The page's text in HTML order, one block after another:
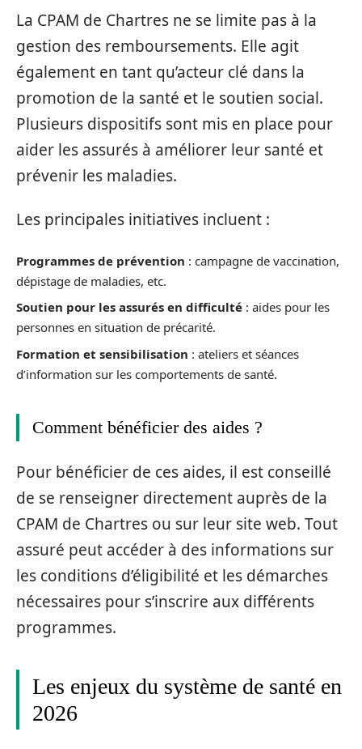
La CPAM de Chartres ne se limite pas à la
gestion des remboursements. Elle agit
également en tant qu’acteur clé dans la
promotion de la santé et le soutien social.
Plusieurs dispositifs sont mis en place pour
aider les assurés à améliorer leur santé et
prévenir les maladies.
Les principales initiatives incluent :
Programmes de prévention : campagne de vaccination,
dépistage de maladies, etc.
Soutien pour les assurés en difficulté : aides pour les
personnes en situation de précarité.
Formation et sensibilisation : ateliers et séances
d’information sur les comportements de santé.
Comment bénéficier des aides ?
Pour bénéficier de ces aides, il est conseillé
de se renseigner directement auprès de la
CPAM de Chartres ou sur leur site web. Tout
assuré peut accéder à des informations sur
les conditions d’éligibilité et les démarches
nécessaires pour s’inscrire aux différents
programmes.
Les enjeux du système de santé en
2026